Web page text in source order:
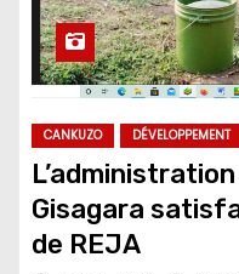
CANKUZO DÉVELOPPEMENT
Gisagara
de REJA